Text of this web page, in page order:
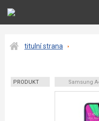
titulní strana
PRODUKT Samsung